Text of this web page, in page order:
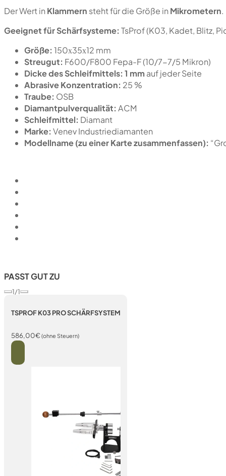
Der Wert inKlammern steht für die Größe inMikrometern.
Geeignet für Schärfsysteme: TsProf (K03, Kadet, Blitz,
Größe: 150х35х12 mm
Streugut: F600/F800 Fepa-F (10/7-7/5 Mikron)
Dicke des Schleifmittels: 1 mm auf jeder Seite
Abrasive Konzentration: 25 %
Traube: OSB
Diamantpulverqualität: ACM
Schleifmittel: Diamant
Marke: Venev Industriediamanten
Modellname (zu einer Karte zusammenfassen):
PASST GUT ZU
1/1
TSPROF K03 PRO SCHÄRFSYSTEM
586,00€(ohne Steuern)